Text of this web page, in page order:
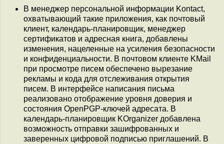
В менеджер персональной информации Kontact,
охватывающий такие приложения, как почтовый
клиент, календарь-планировщик, менеджер
сертификатов и адресная книга, добавлены
изменения, нацеленные на усиления безопасности
и конфиденциальности. В почтовом клиенте KMail
при просмотре писем обеспечено вырезание
рекламы и кода для отслеживания открытия
писем. В интерфейсе написания письма
реализовано отображение уровня доверия и
состояния OpenPGP-ключей адресата. В
календарь-планировщик KOrganizer добавлена
возможность отправки зашифрованных и
заверенных цифровой подписью приглашений. В